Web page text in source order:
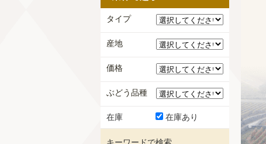
タイプ
産地
価格
ぶどう品種
在庫 在庫あり
キーワードで検索